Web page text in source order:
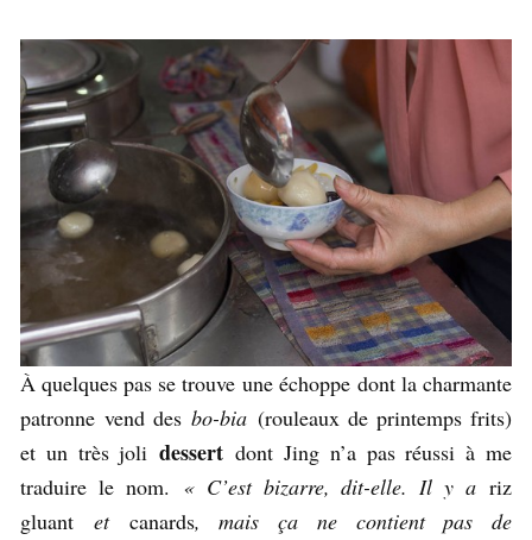
À quelques pas se trouve une échoppe dont la charmante
patronne vend desbo-bia (rouleaux de printemps frits)
et un très jolidessert dont Jing n’a pas réussi à me
traduire le nom. « C’est bizarre, dit-elle. Il y ariz
gluant et canards, mais ça ne contient pas de